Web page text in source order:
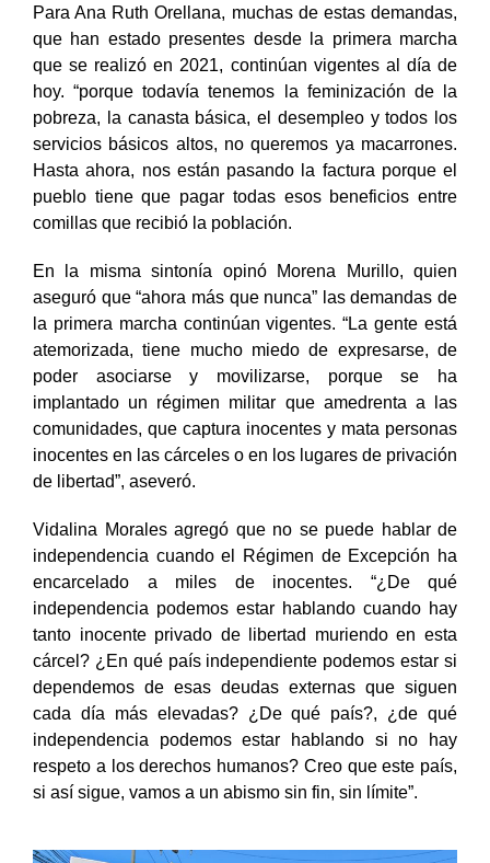
Para Ana Ruth Orellana, muchas de estas demandas,
que han estado presentes desde la primera marcha
que se realizó en 2021, continúan vigentes al día de
hoy. “porque todavía tenemos la feminización de la
pobreza, la canasta básica, el desempleo y todos los
servicios básicos altos, no queremos ya macarrones.
Hasta ahora, nos están pasando la factura porque el
pueblo tiene que pagar todas esos beneficios entre
comillas que recibió la población.
En la misma sintonía opinó Morena Murillo, quien
aseguró que “ahora más que nunca” las demandas de
la primera marcha continúan vigentes. “La gente está
atemorizada, tiene mucho miedo de expresarse, de
poder asociarse y movilizarse, porque se ha
implantado un régimen militar que amedrenta a las
comunidades, que captura inocentes y mata personas
inocentes en las cárceles o en los lugares de privación
de libertad”, aseveró.
Vidalina Morales agregó que no se puede hablar de
independencia cuando el Régimen de Excepción ha
encarcelado a miles de inocentes. “¿De qué
independencia podemos estar hablando cuando hay
tanto inocente privado de libertad muriendo en esta
cárcel? ¿En qué país independiente podemos estar si
dependemos de esas deudas externas que siguen
cada día más elevadas? ¿De qué país?, ¿de qué
independencia podemos estar hablando si no hay
respeto a los derechos humanos? Creo que este país,
si así sigue, vamos a un abismo sin fin, sin límite”.